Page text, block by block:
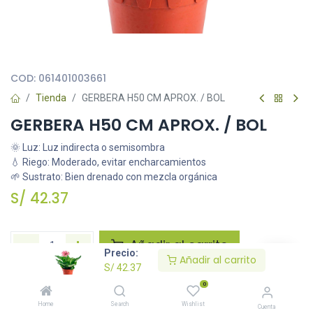
Precio:
S/42.37
Añadir al carrito
Home Search
0
Wishlist Cuenta
COD: 061401003661
Tienda GERBERA H50 CM APROX. / BOL
GERBERA H50 CM APROX. / BOL
🌞 Luz: Luz indirecta o semisombra
💧 Riego: Moderado, evitar encharcamientos
🌱 Sustrato: Bien drenado con mezcla orgánica
S/ 42.37
Añadir al carrito
Agregar a la lista de deseos